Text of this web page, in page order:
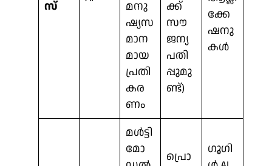
സ്
മനു
ഷ്യസ
മാന
മായ
പ്രതി
കര
ണം
ക്ക്
സൗ
ജന്യ
പതി
പ്പുമു
ണ്ട്)
ക്കേ
ഷനു
കൾ
മൾട്ടി
മോ
പ്രൊ
ഗൂഗി